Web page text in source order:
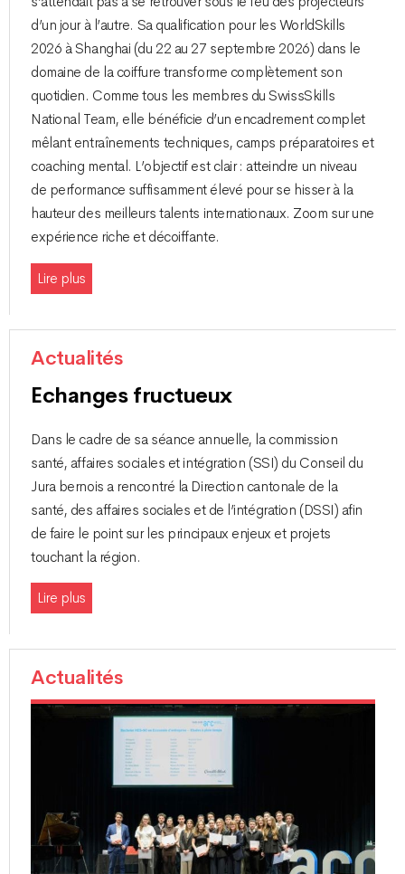
d’un jour à l’autre. Sa qualification pour les WorldSkills
2026 à Shanghai (du 22 au 27 septembre 2026) dans le
domaine de la coiffure transforme complètement son
quotidien. Comme tous les membres du SwissSkills
National Team, elle bénéficie d’un encadrement complet
mêlant entraînements techniques, camps préparatoires et
coaching mental. L’objectif est clair : atteindre un niveau
de performance suffisamment élevé pour se hisser à la
hauteur des meilleurs talents internationaux. Zoom sur une
expérience riche et décoiffante.
Lire plus
Actualités
Echanges fructueux
Dans le cadre de sa séance annuelle, la commission
santé, affaires sociales et intégration (SSI) du Conseil du
Jura bernois a rencontré la Direction cantonale de la
santé, des affaires sociales et de l’intégration (DSSI) afin
de faire le point sur les principaux enjeux et projets
touchant la région.
Lire plus
Actualités